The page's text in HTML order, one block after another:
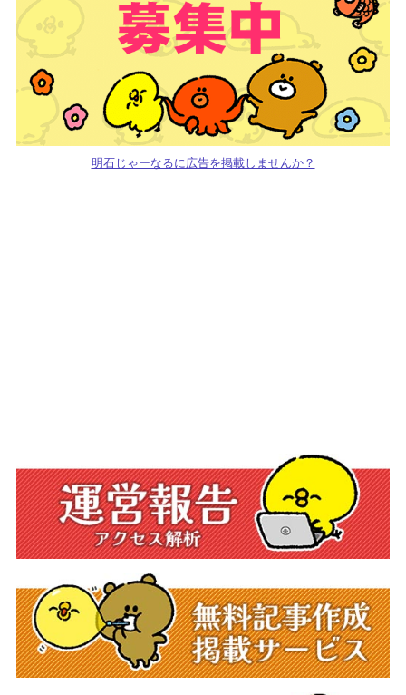
明石じゃーなるに広告を掲載しませんか？